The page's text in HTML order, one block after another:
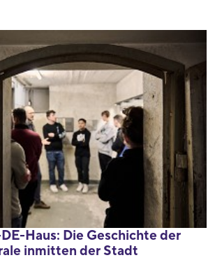
Haus: Die Geschichte der
inmitten der Stadt